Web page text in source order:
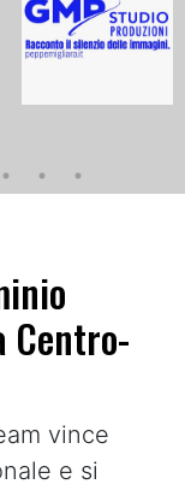
Centro-
vince
e si